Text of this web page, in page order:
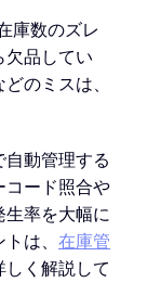
庫数のズレ
欠品してい
のミスは、
動管理する
コード照合や
生率を大幅に
は、 在庫管
しく解説して